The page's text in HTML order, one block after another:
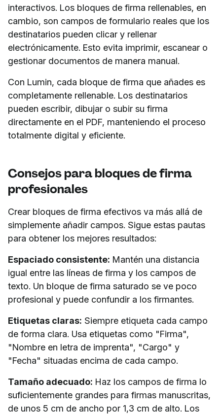
interactivos. Los bloques de firma rellenables, en
cambio, son campos de formulario reales que los
destinatarios pueden clicar y rellenar
electrónicamente. Esto evita imprimir, escanear o
gestionar documentos de manera manual.
Con Lumin, cada bloque de firma que añades es
completamente rellenable. Los destinatarios
pueden escribir, dibujar o subir su firma
directamente en el PDF, manteniendo el proceso
totalmente digital y eficiente.
Consejos para bloques de firma
profesionales
Crear bloques de firma efectivos va más allá de
simplemente añadir campos. Sigue estas pautas
para obtener los mejores resultados:
Espaciado consistente: Mantén una distancia
igual entre las líneas de firma y los campos de
texto. Un bloque de firma saturado se ve poco
profesional y puede confundir a los firmantes.
Etiquetas claras: Siempre etiqueta cada campo
de forma clara. Usa etiquetas como "Firma",
"Nombre en letra de imprenta", "Cargo" y
"Fecha" situadas encima de cada campo.
Tamaño adecuado: Haz los campos de firma lo
suficientemente grandes para firmas manuscritas,
de unos 5 cm de ancho por 1,3 cm de alto. Los